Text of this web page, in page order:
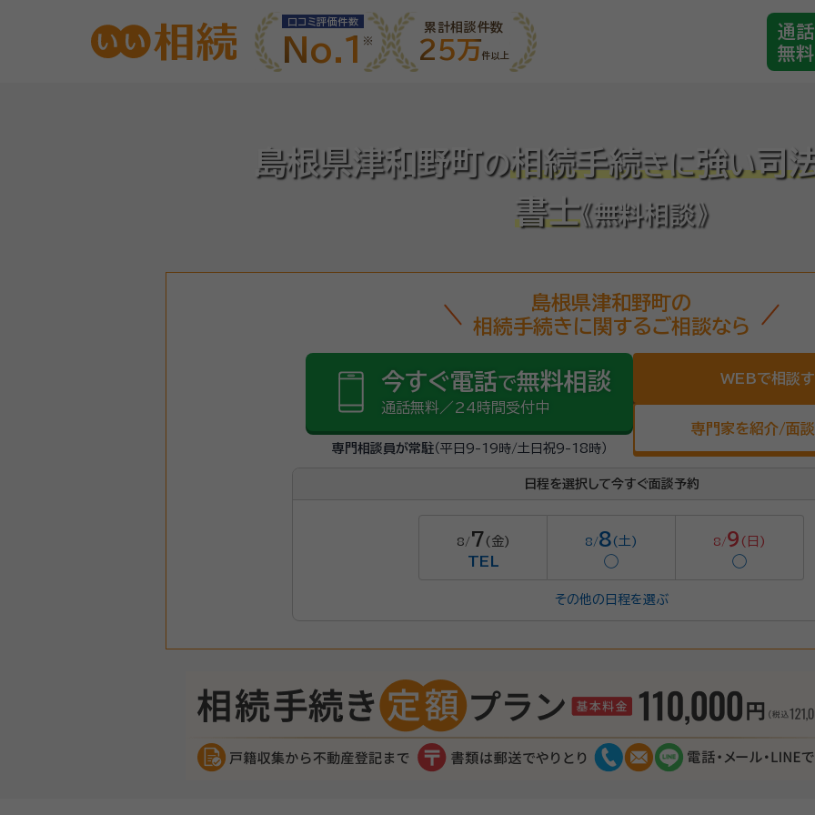
口コミ評価件数
No.1
累計相談件数
25万件以上
通話
無料
島根県津和野町の相続手続きに強い司
書士《無料相談》
島根県津和野町の
相続手続きに関するご相談なら
今すぐ電話で無料相談
通話無料／24時間受付中
専門相談員が常駐（平日9-19時/土日祝9-18時）
WEBで相談
専門家を紹介/面
日程を選択して今すぐ面談予約
8/7 (金)
TEL
8/8(土)
◯
8/9 (日)
◯
その他の日程を選ぶ